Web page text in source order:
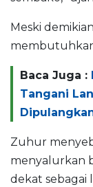
Meski
Baca Juga :
Tangani
Zuhur
menyalurkan
dekat sebagai